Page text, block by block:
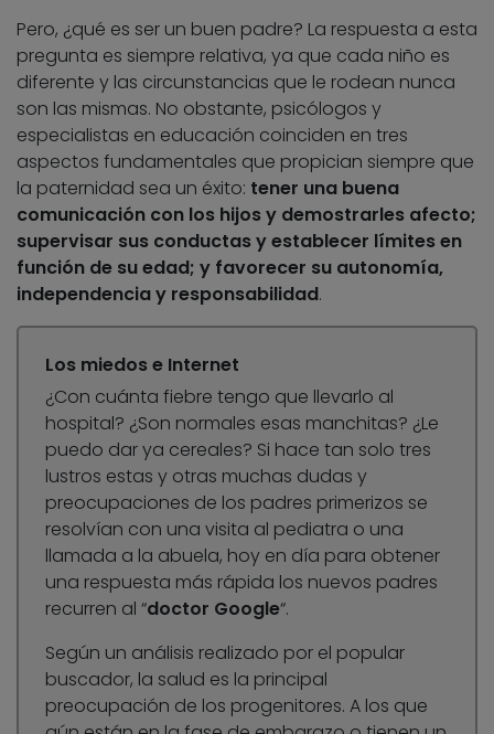
Pero, ¿qué es ser un buen padre? La respuesta a esta
pregunta es siempre relativa, ya que cada niño es
diferente y las circunstancias que le rodean nunca
son las mismas. No obstante, psicólogos y
especialistas en educación coinciden en tres
aspectos fundamentales que propician siempre que
la paternidad sea un éxito: tener una buena
comunicación con los hijos y demostrarles afecto;
supervisar sus conductas y establecer límites en
función de su edad; y favorecer su autonomía,
independencia y responsabilidad.
Los miedos e Internet
¿Con cuánta fiebre tengo que llevarlo al
hospital? ¿Son normales esas manchitas? ¿Le
puedo dar ya cereales? Si hace tan solo tres
lustros estas y otras muchas dudas y
preocupaciones de los padres primerizos se
resolvían con una visita al pediatra o una
llamada a la abuela, hoy en día para obtener
una respuesta más rápida los nuevos padres
recurren al “doctor Google“.
Según un análisis realizado por el popular
buscador, la salud es la principal
preocupación de los progenitores. A los que